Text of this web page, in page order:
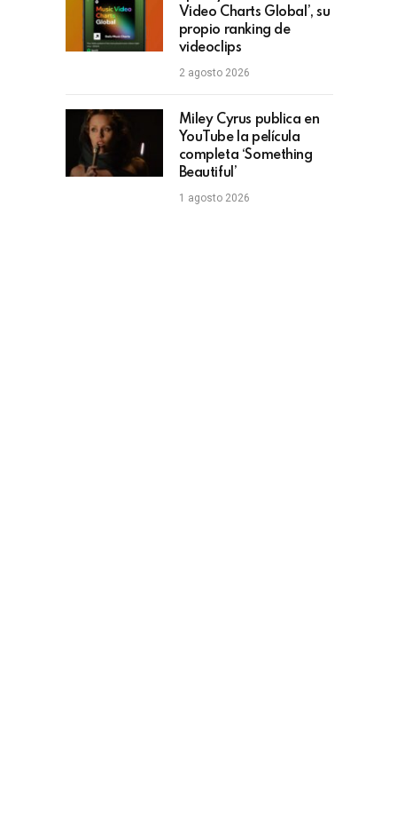
Video Charts Global’, su
propio ranking de
videoclips
2 agosto 2026
Miley Cyrus publica en
YouTube la película
completa ‘Something
Beautiful’
1 agosto 2026